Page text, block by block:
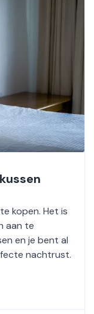
kopen. Het is
aan te
en je bent al
nachtrust.